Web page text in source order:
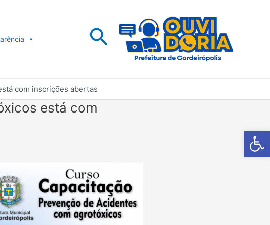
Barra de
Pesquisar
com inscrições abertas
está com